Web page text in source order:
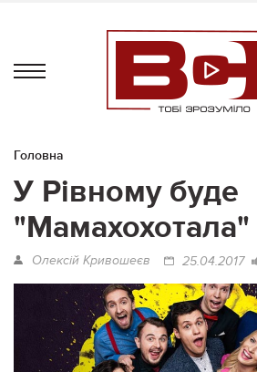
Головна
У Рівному буде
"Мамахохотала"
Олексій Кривошеєв 25.04.2017